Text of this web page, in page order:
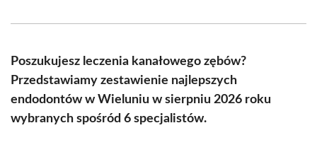
(Twitter)
Poszukujesz leczenia kanałowego zębów?
Przedstawiamy zestawienie najlepszych
endodontów w Wieluniu w sierpniu 2026 roku
wybranych spośród 6 specjalistów.